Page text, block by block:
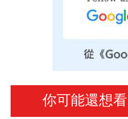
你可能還想看